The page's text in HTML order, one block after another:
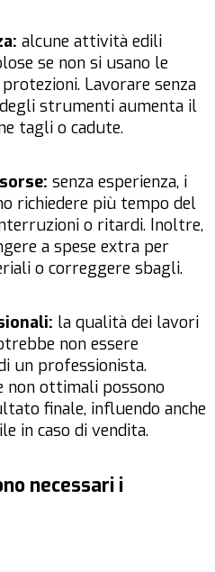
alcune attività edili
se non si usano le
Lavorare senza
strumenti aumenta il
tagli o cadute.
senza esperienza, i
richiedere più tempo del
o ritardi. Inoltre,
a spese extra per
o correggere sbagli.
la qualità dei lavori
non essere
un professionista.
non ottimali possono
finale, influendo anche
in caso di vendita.
necessari i